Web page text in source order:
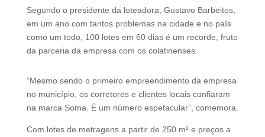
t
b
l
a
k
Segundo o presidente da loteadora, Gustavo Barbeitos,
em um ano com tantos problemas na cidade e no país
como um todo, 100 lotes em 60 dias é um recorde, fruto
da parceria da empresa com os colatinenses.
“Mesmo sendo o primeiro empreendimento da empresa
no município, os corretores e clientes locais confiaram
na marca Soma. É um número espetacular”, comemora.
Com lotes de metragens a partir de 250 m² e preços a